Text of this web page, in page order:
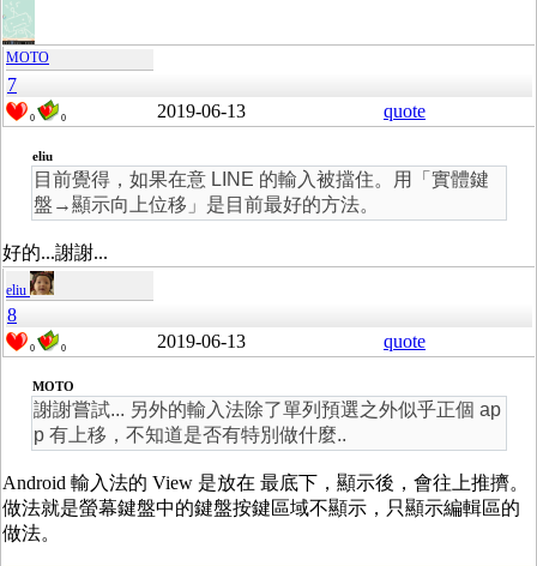
MOTO
7
0 0 2019-06-13 quote
eliu
目前覺得，如果在意 LINE 的輸入被擋住。用「實體鍵
盤→顯示向上位移」是目前最好的方法。
好的...謝謝...
eliu
8
0 0 2019-06-13 quote
MOTO
謝謝嘗試... 另外的輸入法除了單列預選之外似乎正個 ap
p 有上移，不知道是否有特別做什麼..
Android 輸入法的 View 是放在 最底下，顯示後，會往上推擠。
做法就是螢幕鍵盤中的鍵盤按鍵區域不顯示，只顯示編輯區的
做法。